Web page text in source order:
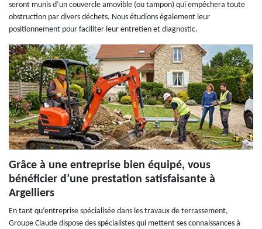
seront munis d’un couvercle amovible (ou tampon) qui empêchera toute
obstruction par divers déchets. Nous étudions également leur
positionnement pour faciliter leur entretien et diagnostic.
Grâce à une entreprise bien équipé, vous
bénéficier d’une prestation satisfaisante à
Argelliers
En tant qu’entreprise spécialisée dans les travaux de terrassement,
Groupe Claude dispose des spécialistes qui mettent ses connaissances à